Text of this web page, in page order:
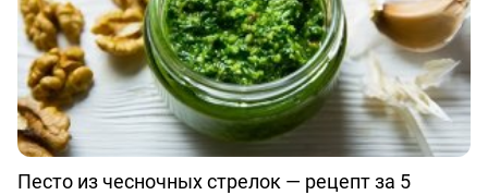
Песто из чесночных стрелок — рецепт за 5